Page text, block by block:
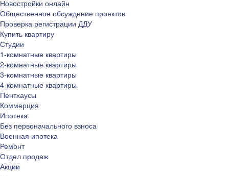
Новостройки онлайн
Общественное обсуждение проектов
Проверка регистрации ДДУ
Купить квартиру
Студии
1-комнатные квартиры
2-комнатные квартиры
3-комнатные квартиры
4-комнатные квартиры
Пентхаусы
Коммерция
Ипотека
Без первоначального взноса
Военная ипотека
Ремонт
Отдел продаж
Акции